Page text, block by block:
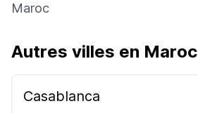
Maroc
Autres villes en Maroc
Casablanca